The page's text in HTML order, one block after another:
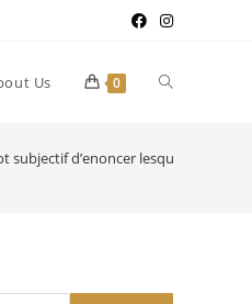
Us 0
subjectif d’enoncer lesquelles